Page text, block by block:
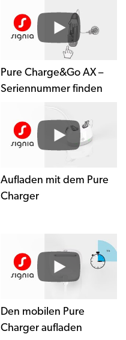
Pure Charge&Go AX –
Seriennummer finden
Aufladen mit dem Pure
Charger
Den mobilen Pure
Charger aufladen